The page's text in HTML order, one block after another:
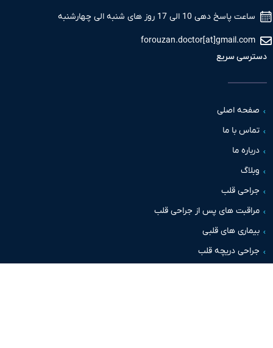
دهی 10 الی 17 روز های شنبه الی چهارشنبه
سریع
اصلی
با ما
ما
قلب
های پس از جراحی قلب
های قلبی
دریچه قلب